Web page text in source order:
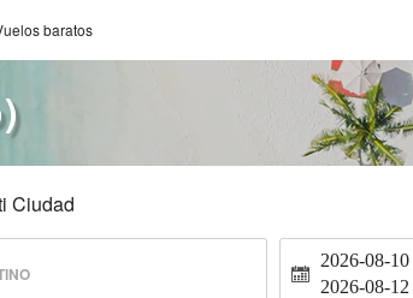
baratos
Ciudad
2026-08-10
2026-08-12